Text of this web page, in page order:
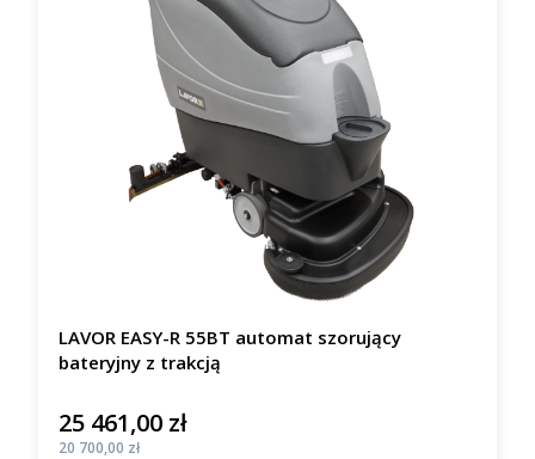
LAVOR EASY-R 55BT automat szorujący
bateryjny z trakcją
Cena
25 461,00 zł
Cena
20 700,00 zł